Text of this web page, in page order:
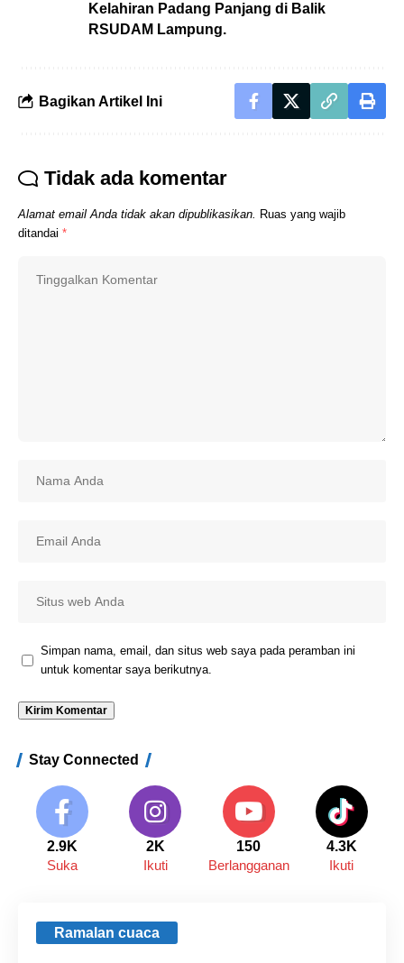
Kelahiran Padang Panjang di Balik
RSUDAM Lampung.
Bagikan Artikel Ini
Tidak ada komentar
Alamat email Anda tidak akan dipublikasikan. Ruas yang wajib
ditandai *
Simpan nama, email, dan situs web saya pada peramban ini
untuk komentar saya berikutnya.
Stay Connected
2.9K
Suka
2K
Ikuti
150
Berlangganan
4.3K
Ikuti
Ramalan cuaca